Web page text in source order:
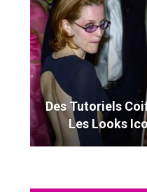
Des Tutoriels
Les Looks